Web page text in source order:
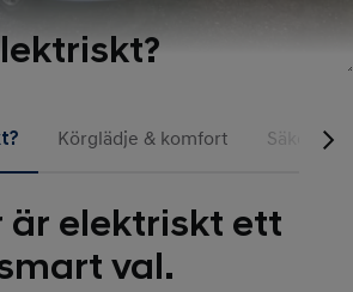
Körglädje & komfort Säkerhet
är elektriskt ett
val.